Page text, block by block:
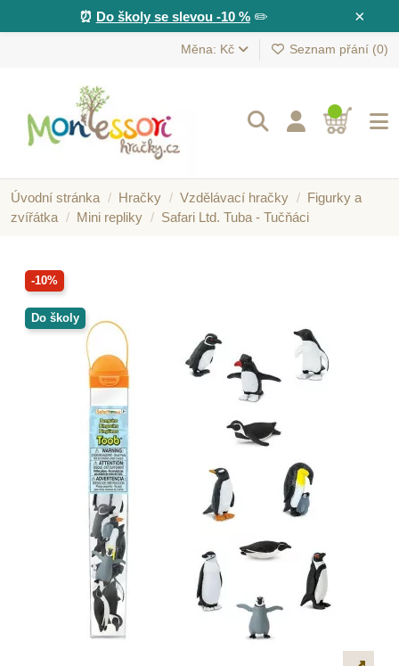
×
⏰ Do školy se slevou -10 %✏️
Měna: Kč Seznam přání (0)
Úvodní stránka Hračky Vzdělávací hračky
Figurky a
zvířátka
Mini repliky Safari Ltd. Tuba - Tučňáci
-10%
Do školy